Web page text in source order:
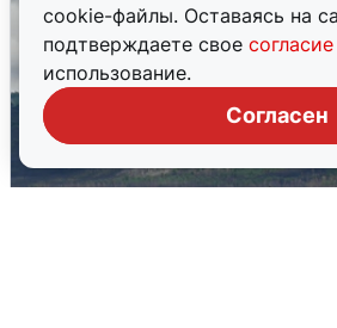
cookie-файлы. Оставаясь на
подтверждаете свое согласие
использование.
Согласен